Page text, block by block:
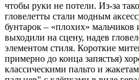
чтобы руки не потели. Из-за
гловелетты стали модным
бунтарок – «плохих»
выходили на сцену, надев
элементом стиля. Короткие
примерно до конца запястья)
классическими пальто и